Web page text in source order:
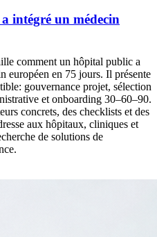
intégré un médecin
comment un hôpital public a
européen en 75 jours. Il présente
gouvernance projet, sélection
et onboarding 30–60–90.
concrets, des checklists et des
aux hôpitaux, cliniques et
de solutions de